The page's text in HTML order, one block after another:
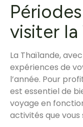
visiter
La Thaïlande,
expériences de
l’année. Pour
est essentiel de
voyage en
activités que